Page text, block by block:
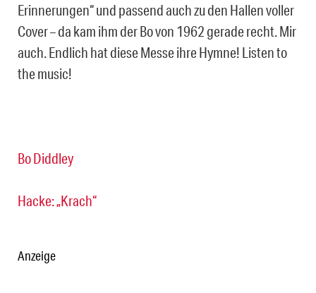
Erinnerungen“ und passend auch zu den Hallen voller
Cover – da kam ihm der Bo von 1962 gerade recht. Mir
auch. Endlich hat diese Messe ihre Hymne! Listen to
the music!
Bo Diddley
Hacke: „Krach“
Anzeige